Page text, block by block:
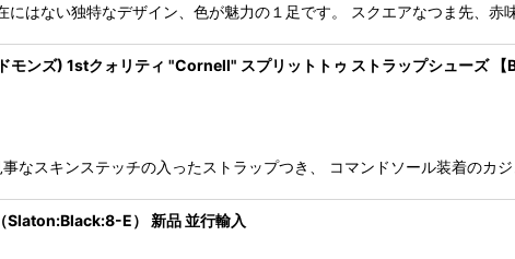
はない独特なデザイン、色が魅力の１足です。 スクエアなつま先、赤
モンズ) 1stクォリティ "Cornell" スプリットトゥ ストラップシューズ
なスキンステッチの入ったストラップつき、 コマンドソール装着のカ
Slaton:Black:8-E） 新品 並行輸入